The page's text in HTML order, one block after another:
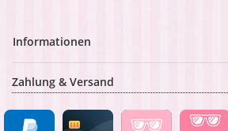
Informationen
Zahlung & Versand